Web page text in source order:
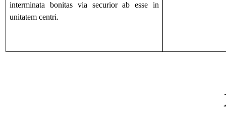
interminata bonitas via securior ab esse in
unitatem centri.